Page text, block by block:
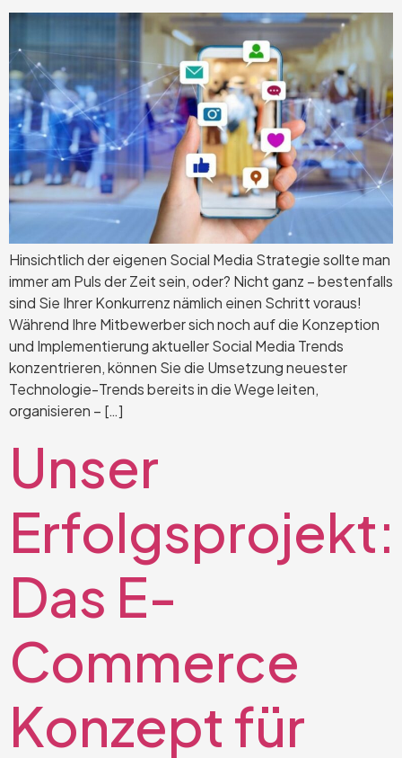
Hinsichtlich der eigenen Social Media Strategie sollte man
immer am Puls der Zeit sein, oder? Nicht ganz – bestenfalls
sind Sie Ihrer Konkurrenz nämlich einen Schritt voraus!
Während Ihre Mitbewerber sich noch auf die Konzeption
und Implementierung aktueller Social Media Trends
konzentrieren, können Sie die Umsetzung neuester
Technologie-Trends bereits in die Wege leiten,
organisieren – […]
Unser
Erfolgsprojekt:
Das E-
Commerce
Konzept für